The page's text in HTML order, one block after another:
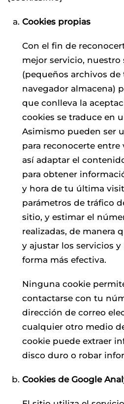
Cookies propias
Con el fin de
mejor servicio,
(pequeños archivos de
navegador almacena)
que conlleva la
cookies se traduce en
Asimismo pueden ser
para reconocerte entre
así adaptar el
para obtener
y hora de tu última
parámetros de tráfico
sitio, y estimar el
realizadas, de manera
y ajustar los servicios
forma más efectiva.
Ninguna cookie
contactarse con tu
dirección de correo
cualquier otro medio
cookie puede extraer
disco duro o robar
Cookies de Google